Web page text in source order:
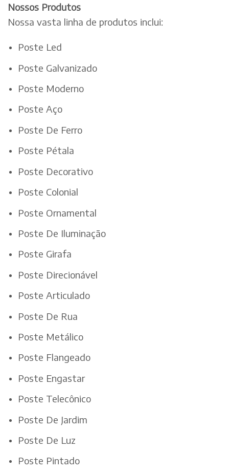
Nossos Produtos
Nossa vasta linha de produtos inclui:
Poste Led
Poste Galvanizado
Poste Moderno
Poste Aço
Poste De Ferro
Poste Pétala
Poste Decorativo
Poste Colonial
Poste Ornamental
Poste De Iluminação
Poste Girafa
Poste Direcionável
Poste Articulado
Poste De Rua
Poste Metálico
Poste Flangeado
Poste Engastar
Poste Telecônico
Poste De Jardim
Poste De Luz
Poste Pintado